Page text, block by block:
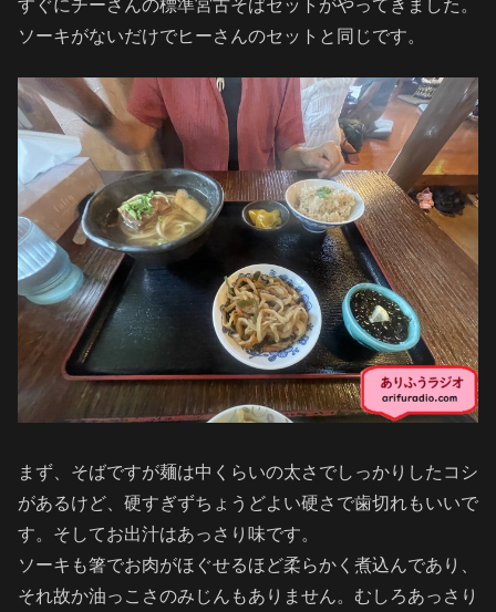
すぐにチーさんの標準宮古そばセットがやってきました。
ソーキがないだけでヒーさんのセットと同じです。
まず、そばですが麺は中くらいの太さでしっかりしたコシ
があるけど、硬すぎずちょうどよい硬さで歯切れもいいで
す。そしてお出汁はあっさり味です。
ソーキも箸でお肉がほぐせるほど柔らかく煮込んであり、
それ故か油っこさのみじんもありません。むしろあっさり